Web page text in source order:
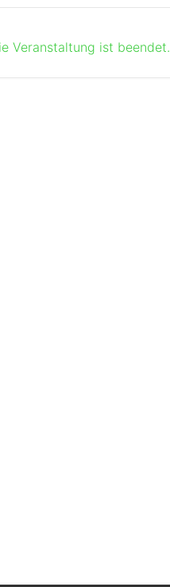
Veranstaltung ist beendet.